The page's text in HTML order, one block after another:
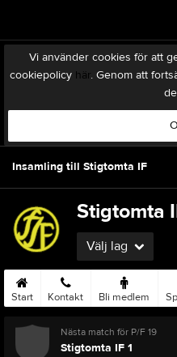
Vi använder cookies för att
cookiepolicy här. Genom att
Insamling till Stigtomta IF
Stigtomta
Välj lag
Start Kontakt Bli medlem
Nästa match för P/F 19
Stigtomta IF 1